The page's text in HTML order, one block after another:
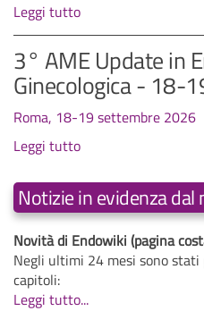
Leggi tutto
3° AME Update in
Ginecologica - 18-
Roma, 18-19 settembre 2026
Leggi tutto
Notizie in evidenza dal
Novità di Endowiki (pagina
Negli ultimi 24 mesi sono
capitoli:
Leggi tutto...